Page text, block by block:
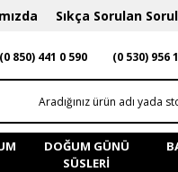
Sıkça Sorulan
(0 850) 441 0 590 (0 530) 956
DOĞUM GÜNÜ
SÜSLERI